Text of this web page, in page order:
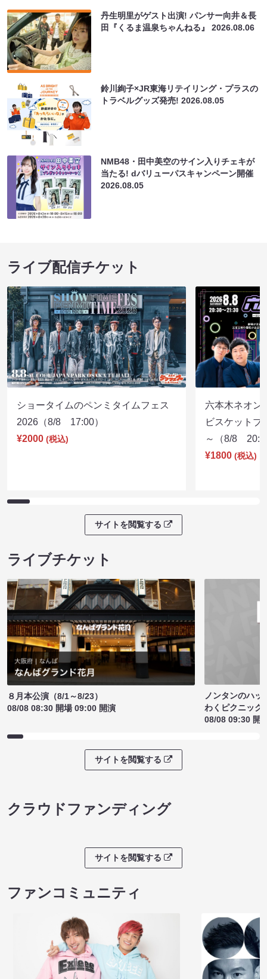
丹生明里がゲスト出演! パンサー向井＆長
田『くるま温泉ちゃんねる』2026.08.06
鈴川絢子×JR東海リテイリング・プラスの
トラベルグッズ発売!2026.08.05
NMB48・田中美空のサイン入りチェキが
当たる! dバリューパスキャンペーン開催
2026.08.05
ライブ配信チケット
ショータイムのペンミタイムフェス
2026（8/8 17:00）
¥2000 (税込)
六本木ネオン
ビスケットブ
～（8/8
¥1800 (税込)
サイトを閲覧する
ライブチケット
８月本公演（8/1～8/23）
08/08 08:30 開場 09:00 開演
ノンタンのハッ
わくピクニック
08/08 09:30 開
サイトを閲覧する
クラウドファンディング
サイトを閲覧する
ファンコミュニティ